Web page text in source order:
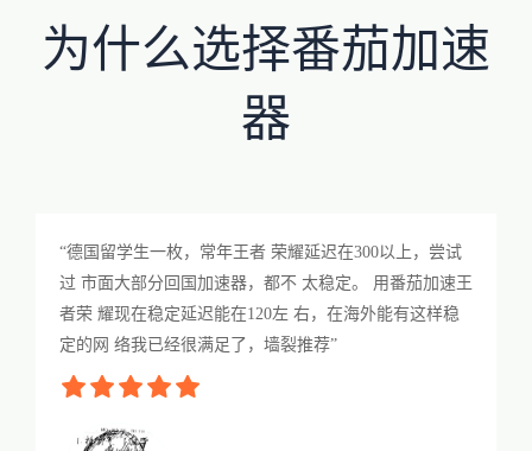
为什么选择番茄加速
器
“德国留学生一枚，常年王者 荣耀延迟在300以上，尝试
过 市面大部分回国加速器，都不 太稳定。 用番茄加速王
者荣 耀现在稳定延迟能在120左 右，在海外能有这样稳
定的网 络我已经很满足了，墙裂推荐”